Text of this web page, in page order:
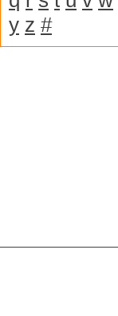
y z #